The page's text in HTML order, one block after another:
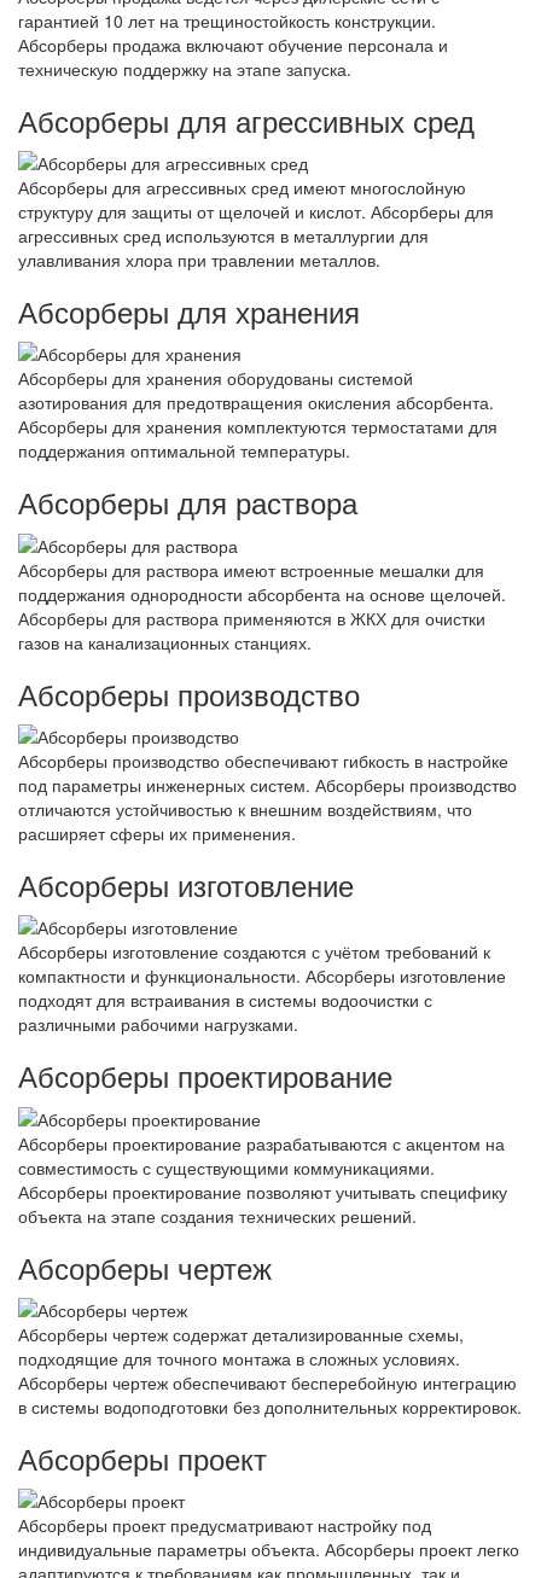
гарантией 10 лет на трещиностойкость конструкции.
Абсорберы продажа включают обучение персонала и
техническую поддержку на этапе запуска.
Абсорберы для агрессивных сред
Абсорберы для агрессивных сред имеют многослойную
структуру для защиты от щелочей и кислот. Абсорберы для
агрессивных сред используются в металлургии для
улавливания хлора при травлении металлов.
Абсорберы для хранения
Абсорберы для хранения оборудованы системой
азотирования для предотвращения окисления абсорбента.
Абсорберы для хранения комплектуются термостатами для
поддержания оптимальной температуры.
Абсорберы для раствора
Абсорберы для раствора имеют встроенные мешалки для
поддержания однородности абсорбента на основе щелочей.
Абсорберы для раствора применяются в ЖКХ для очистки
газов на канализационных станциях.
Абсорберы производство
Абсорберы производство обеспечивают гибкость в настройке
под параметры инженерных систем. Абсорберы производство
отличаются устойчивостью к внешним воздействиям, что
расширяет сферы их применения.
Абсорберы изготовление
Абсорберы изготовление создаются с учётом требований к
компактности и функциональности. Абсорберы изготовление
подходят для встраивания в системы водоочистки с
различными рабочими нагрузками.
Абсорберы проектирование
Абсорберы проектирование разрабатываются с акцентом на
совместимость с существующими коммуникациями.
Абсорберы проектирование позволяют учитывать специфику
объекта на этапе создания технических решений.
Абсорберы чертеж
Абсорберы чертеж содержат детализированные схемы,
подходящие для точного монтажа в сложных условиях.
Абсорберы чертеж обеспечивают бесперебойную интеграцию
в системы водоподготовки без дополнительных корректировок.
Абсорберы проект
Абсорберы проект предусматривают настройку под
индивидуальные параметры объекта. Абсорберы проект легко